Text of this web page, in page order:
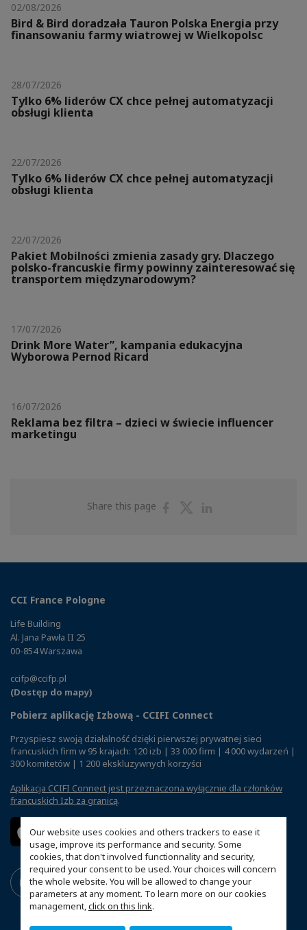
Our website uses cookies and others trackers to ease it
usage, improve its performance and security. Some
cookies, that don't involved functionnality and security,
required your consent to be used. Your choices will concern
the whole website. You will be allowed to change your
parameters at any moment. To learn more on our cookies
management,click on this link.
02/08/2026
Bird & Bird doradzała Tauron Polska Energia przy
finansowaniu farmy wiatrowej w Wielkopolsc
28/07/2026
Tylko 6% liderów CX chce pełnej automatyzacji
obsługi klienta
22/07/2026
Tylko 6% liderów CX chce pełnej automatyzacji
obsługi klienta
22/07/2026
Pakiet Mobilności zmienia zasady gry. Dlaczego
polsko-francuskie firmy powinny zainteresować się
transportem międzynarodowym?
17/07/2026
Drink More Water”, kampania edukacyjna
Wyborowa Pernod Ricard
16/07/2026
Reklama bez filtra – dzieci w świecie influencer
marketingu
Share this page
ShareShare
CCI France Pologne
Life Building
Al. Jana Pawła II 25
00-854 Warszawa
ccifp@ccifp.pl
(Dostęp do mapy)
Pobierz aplikację Izbową - CCIFI Connect
Przyspiesz swoją działalność dzięki pierwszej prywatnej sieci
francuskich firm w 95 krajach: 120 izb | 33 000 firm | 4 000 wydarzeń |
300 komitetów | 1 200 ekskluzywnych korzyści
Aplikacja CCIFI Connect jest przeznaczona wyłącznie dla członków
francuskich Izb za granicą.